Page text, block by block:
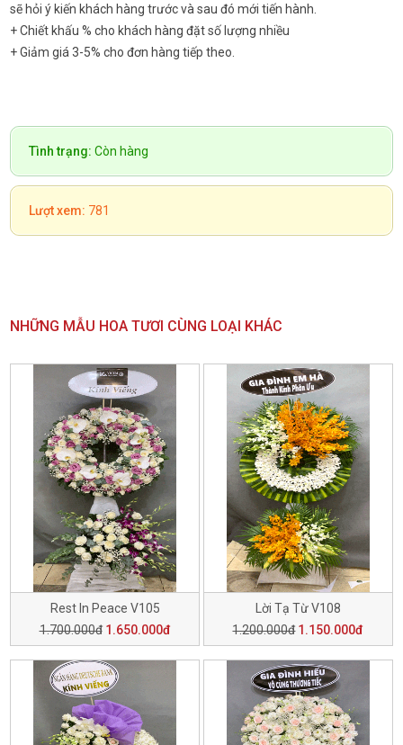
sẽ hỏi ý kiến khách hàng trước và sau đó mới tiến hành.
+ Chiết khấu % cho khách hàng đặt số lượng nhiều
+ Giảm giá 3-5% cho đơn hàng tiếp theo.
Tình trạng: Còn hàng
Lượt xem: 781
NHỮNG MẪU HOA TƯƠI CÙNG LOẠI KHÁC
Rest In Peace V105
1.700.000đ 1.650.000đ
Lời Tạ Từ V108
1.200.000đ 1.150.000đ